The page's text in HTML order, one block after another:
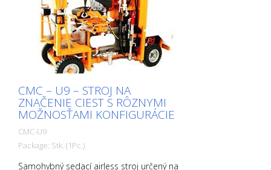
CMC – U9 – STROJ NA
ZNAČENIE CIEST S RÔZNYMI
MOŽNOSŤAMI KONFIGURÁCIE
CMC-U9
Package: Stk. (1Pc.)
Samohybný sedací airless stroj určený na